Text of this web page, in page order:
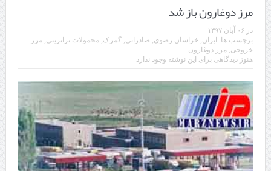
مرز دوغارون باز شد
در ۰۶ آبان ۱۳۹۷
برچسب ها: ایران, خراسان رضوی, صادراتی, گمرک, محمولات ترانزیتی, مرز
خروجی, مرز دوغارون
هنوز دیدگاهی برای این نوشته وجود ندارد